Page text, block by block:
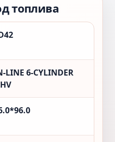
топлива
LINE 6-CYLINDER